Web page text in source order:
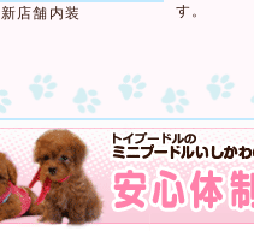
新店舗内装
す。